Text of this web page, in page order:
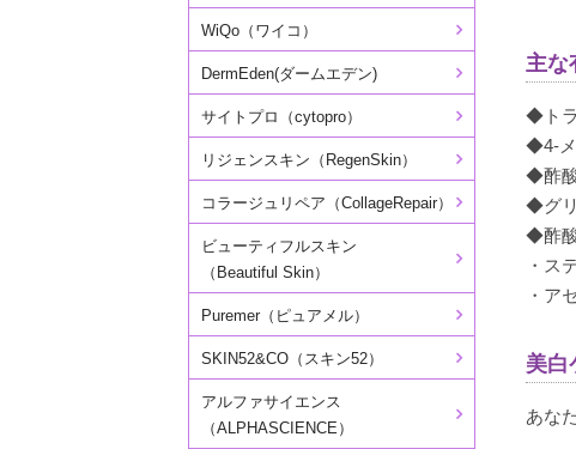
主な
◆トラ
◆4-メ
◆酢酸
◆グリ
◆酢酸
・ス
・ア
美
あな
WiQo（ワイコ）
DermEden(ダームエデン)
サイトプロ（cytopro）
リジェンスキン（RegenSkin）
コラージュリペア（CollageRepair）
ビューティフルスキン
（Beautiful Skin）
Puremer（ピュアメル）
SKIN52&CO（スキン52）
アルファサイエンス
（ALPHASCIENCE）